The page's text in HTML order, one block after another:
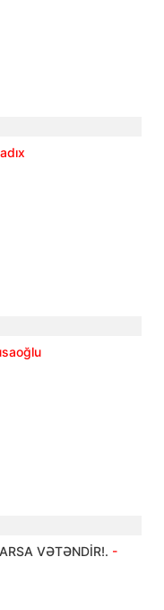
VƏTƏNDİR!. -